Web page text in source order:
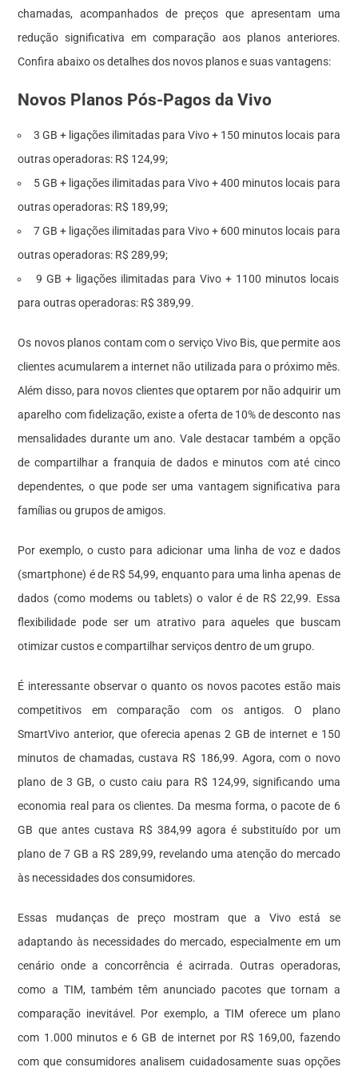
chamadas, acompanhados de preços que apresentam uma
redução significativa em comparação aos planos anteriores.
Confira abaixo os detalhes dos novos planos e suas vantagens:
Novos Planos Pós-Pagos da Vivo
3 GB + ligações ilimitadas para Vivo + 150 minutos locais para
outras operadoras: R$ 124,99;
5 GB + ligações ilimitadas para Vivo + 400 minutos locais para
outras operadoras: R$ 189,99;
7 GB + ligações ilimitadas para Vivo + 600 minutos locais para
outras operadoras: R$ 289,99;
9 GB + ligações ilimitadas para Vivo + 1100 minutos locais
para outras operadoras: R$ 389,99.
Os novos planos contam com o serviço Vivo Bis, que permite aos
clientes acumularem a internet não utilizada para o próximo mês.
Além disso, para novos clientes que optarem por não adquirir um
aparelho com fidelização, existe a oferta de 10% de desconto nas
mensalidades durante um ano. Vale destacar também a opção
de compartilhar a franquia de dados e minutos com até cinco
dependentes, o que pode ser uma vantagem significativa para
famílias ou grupos de amigos.
Por exemplo, o custo para adicionar uma linha de voz e dados
(smartphone) é de R$ 54,99, enquanto para uma linha apenas de
dados (como modems ou tablets) o valor é de R$ 22,99. Essa
flexibilidade pode ser um atrativo para aqueles que buscam
otimizar custos e compartilhar serviços dentro de um grupo.
É interessante observar o quanto os novos pacotes estão mais
competitivos em comparação com os antigos. O plano
SmartVivo anterior, que oferecia apenas 2 GB de internet e 150
minutos de chamadas, custava R$ 186,99. Agora, com o novo
plano de 3 GB, o custo caiu para R$ 124,99, significando uma
economia real para os clientes. Da mesma forma, o pacote de 6
GB que antes custava R$ 384,99 agora é substituído por um
plano de 7 GB a R$ 289,99, revelando uma atenção do mercado
às necessidades dos consumidores.
Essas mudanças de preço mostram que a Vivo está se
adaptando às necessidades do mercado, especialmente em um
cenário onde a concorrência é acirrada. Outras operadoras,
como a TIM, também têm anunciado pacotes que tornam a
comparação inevitável. Por exemplo, a TIM oferece um plano
com 1.000 minutos e 6 GB de internet por R$ 169,00, fazendo
com que consumidores analisem cuidadosamente suas opções